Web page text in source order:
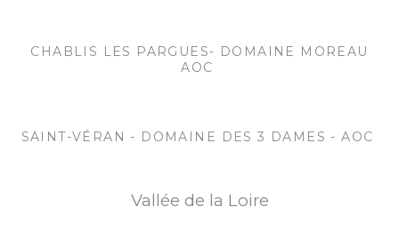
CHABLIS LES PARGUES- DOMAINE MOREAU
AOC
SAINT-VÉRAN - DOMAINE DES 3 DAMES - AOC
Vallée de la Loire